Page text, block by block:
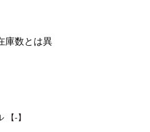
庫数とは異
【-】